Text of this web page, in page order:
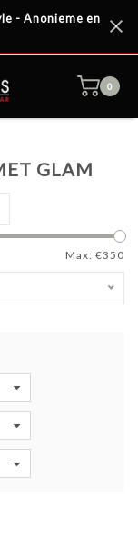
- Anonieme en
0
GLAM
Max: €350